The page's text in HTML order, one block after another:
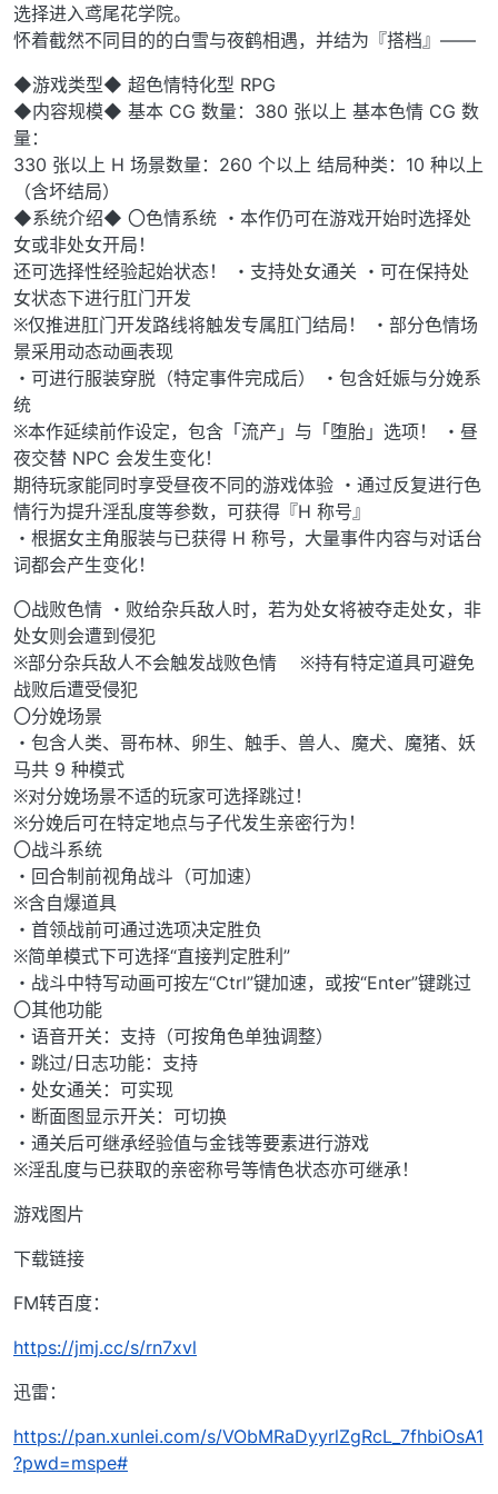
选择进入鸢尾花学院。
怀着截然不同目的的白雪与夜鹤相遇，并结为『搭档』——
◆游戏类型◆ 超色情特化型 RPG
◆内容规模◆ 基本 CG 数量：380 张以上 基本色情 CG 数
量：
330 张以上 H 场景数量：260 个以上 结局种类：10 种以上
（含坏结局）
◆系统介绍◆ 〇色情系统 ・本作仍可在游戏开始时选择处
女或非处女开局！
还可选择性经验起始状态！ ・支持处女通关 ・可在保持处
女状态下进行肛门开发
※仅推进肛门开发路线将触发专属肛门结局！ ・部分色情场
景采用动态动画表现
・可进行服装穿脱（特定事件完成后） ・包含妊娠与分娩系
统
※本作延续前作设定，包含「流产」与「堕胎」选项！ ・昼
夜交替 NPC 会发生变化！
期待玩家能同时享受昼夜不同的游戏体验 ・通过反复进行色
情行为提升淫乱度等参数，可获得『H 称号』
・根据女主角服装与已获得 H 称号，大量事件内容与对话台
词都会产生变化！
〇战败色情 ・败给杂兵敌人时，若为处女将被夺走处女，非
处女则会遭到侵犯
※部分杂兵敌人不会触发战败色情 ※持有特定道具可避免
战败后遭受侵犯
〇分娩场景
・包含人类、哥布林、卵生、触手、兽人、魔犬、魔猪、妖
马共 9 种模式
※对分娩场景不适的玩家可选择跳过！
※分娩后可在特定地点与子代发生亲密行为！
〇战斗系统
・回合制前视角战斗（可加速）
※含自爆道具
・首领战前可通过选项决定胜负
※简单模式下可选择“直接判定胜利”
・战斗中特写动画可按左“Ctrl”键加速，或按“Enter”键跳过
〇其他功能
・语音开关：支持（可按角色单独调整）
・跳过/日志功能：支持
・处女通关：可实现
・断面图显示开关：可切换
・通关后可继承经验值与金钱等要素进行游戏
※淫乱度与已获取的亲密称号等情色状态亦可继承！
游戏图片
下载链接
FM转百度：
https://jmj.cc/s/rn7xvl
迅雷：
https://pan.xunlei.com/s/VObMRaDyyrlZgRcL_7fhbiOsA1
?pwd=mspe#